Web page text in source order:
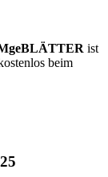
ist
beim